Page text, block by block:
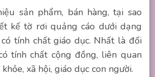
sản phẩm, bán hàng, tại sao
kế tờ rơi quảng cáo dưới dạng
tính chất giáo dục. Nhất là đối
tính chất cộng đồng, liên quan
xã hội, giáo dục con người.